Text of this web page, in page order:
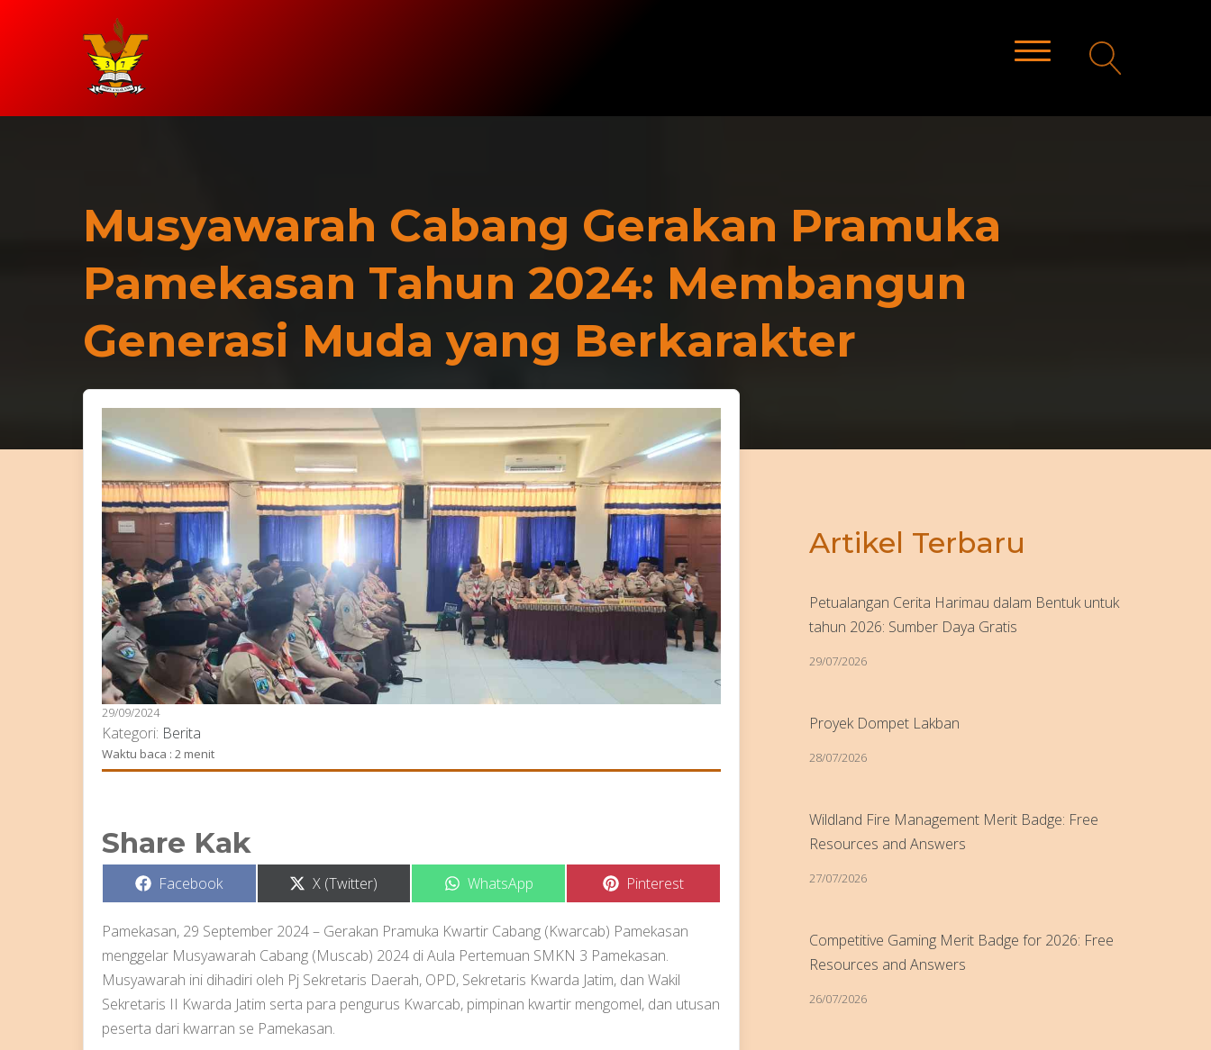
Musyawarah Cabang Gerakan Pramuka
Pamekasan Tahun 2024: Membangun
Generasi Muda yang Berkarakter
29/09/2024
Kategori: Berita
Waktu baca : 2 menit
Share Kak
Share
Facebook Share
on
X (Twitter) Share
WhatsApp Share
Pinterest
Pamekasan, 29 September 2024 – Gerakan Pramuka Kwartir Cabang (Kwarcab) Pamekasan
menggelar Musyawarah Cabang (Muscab) 2024 di Aula Pertemuan SMKN 3 Pamekasan.
Musyawarah ini dihadiri oleh Pj Sekretaris Daerah, OPD, Sekretaris Kwarda Jatim, dan Wakil
Sekretaris II Kwarda Jatim serta para pengurus Kwarcab, pimpinan kwartir mengomel, dan utusan
peserta dari kwarran se Pamekasan.
Artikel Terbaru
Petualangan Cerita Harimau dalam Bentuk untuk
tahun 2026: Sumber Daya Gratis
29/07/2026
Proyek Dompet Lakban
28/07/2026
Wildland Fire Management Merit Badge: Free
Resources and Answers
27/07/2026
Competitive Gaming Merit Badge for 2026: Free
Resources and Answers
26/07/2026